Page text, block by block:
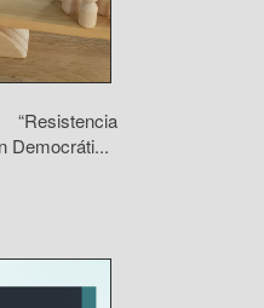
Democráti...